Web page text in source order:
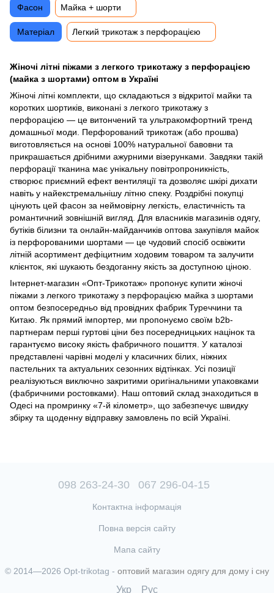
Жіночі літні піжами з легкого трикотажу з перфорацією
(майка з шортами) оптом в Україні
Жіночі літні комплекти, що складаються з відкритої майки та
коротких шортиків, виконані з легкого трикотажу з
перфорацією — це витончений та ультракомфортний тренд
домашньої моди. Перфорований трикотаж (або прошва)
виготовляється на основі 100% натуральної бавовни та
прикрашається дрібними ажурними візерунками. Завдяки такій
перфорації тканина має унікальну повітропроникність,
створює приємний ефект вентиляції та дозволяє шкірі дихати
навіть у найекстремальнішу літню спеку. Роздрібні покупці
цінують цей фасон за неймовірну легкість, еластичність та
романтичний зовнішній вигляд. Для власників магазинів одягу,
бутіків білизни та онлайн-майданчиків оптова закупівля майок
із перфорованими шортами — це чудовий спосіб освіжити
літній асортимент дефіцитним ходовим товаром та залучити
клієнток, які шукають бездоганну якість за доступною ціною.
Інтернет-магазин «Опт-Трикотаж» пропонує купити жіночі
піжами з легкого трикотажу з перфорацією майка з шортами
оптом безпосередньо від провідних фабрик Туреччини та
Китаю. Як прямий імпортер, ми пропонуємо своїм b2b-
партнерам перші гуртові ціни без посередницьких націнок та
гарантуємо високу якість фабричного пошиття. У каталозі
представлені чарівні моделі у класичних білих, ніжних
пастельних та актуальних сезонних відтінках. Усі позиції
реалізуються виключно закритими оригінальними упаковками
(фабричними ростовками). Наш оптовий склад знаходиться в
Одесі на промринку «7-й кілометр», що забезпечує швидку
збірку та щоденну відправку замовлень по всій Україні.
Фасон Майка + шорти
Матеріал Легкий трикотаж з перфорацією
098 263-24-30 067 296-04-15
Контактна інформація
Повна версія сайту
Мапа сайту
© 2014—2026 Opt-trikotag - оптовий магазин одягу для дому і сну
Укр Рус